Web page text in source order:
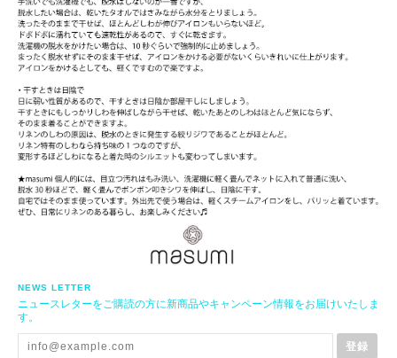
NEWS LETTER
ニュースレターをご購読の方に新商品やキャンペーン情報をお届けいたしま
す。
登録